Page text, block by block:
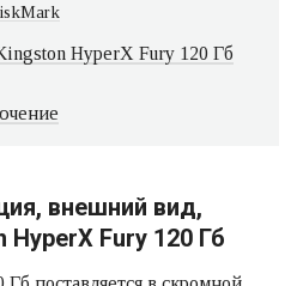
HyperX Fury 120 Гб
внешний вид,
Fury 120 Гб